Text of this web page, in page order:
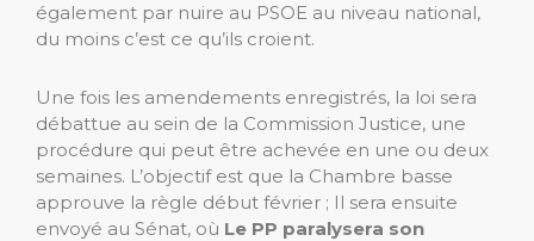
également par nuire au PSOE au niveau national,
du moins c’est ce qu’ils croient.
Une fois les amendements enregistrés, la loi sera
débattue au sein de la Commission Justice, une
procédure qui peut être achevée en une ou deux
semaines. L’objectif est que la Chambre basse
approuve la règle début février ; Il sera ensuite
envoyé au Sénat, où Le PP paralysera son